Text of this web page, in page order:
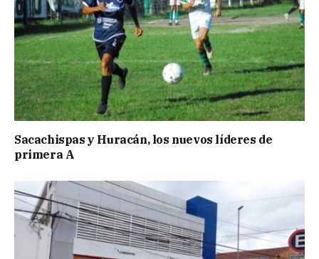
Sacachispas y Huracán, los nuevos líderes de
primera A